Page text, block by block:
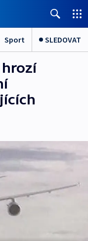
Sport SLEDOVAT